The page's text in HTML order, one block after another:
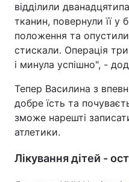
відділили
тканин, повернули її у
положення та
стискали. Операція
і минула успішно", -
Тепер Василина з
добре їсть та
зможе нарешті
атлетики.
Лікування дітей -